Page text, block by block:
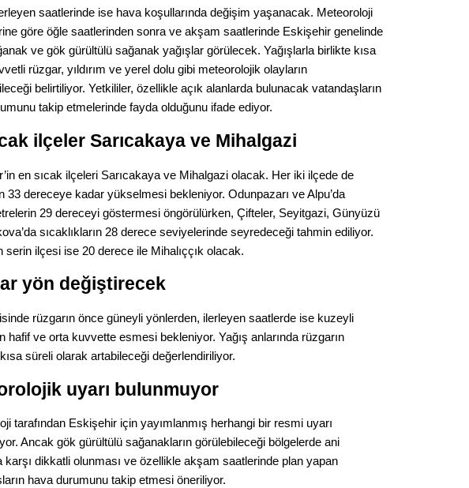
saatlerinde ise hava koşullarında değişim yaşanacak. Meteoroloji
göre öğle saatlerinden sonra ve akşam saatlerinde Eskişehir genelinde
ve gök gürültülü sağanak yağışlar görülecek. Yağışlarla birlikte kısa
rüzgar, yıldırım ve yerel dolu gibi meteorolojik olayların
belirtiliyor. Yetkililer, özellikle açık alanlarda bulunacak vatandaşların
takip etmelerinde fayda olduğunu ifade ediyor.
ilçeler Sarıcakaya ve Mihalgazi
en sıcak ilçeleri Sarıcakaya ve Mihalgazi olacak. Her iki ilçede de
33 dereceye kadar yükselmesi bekleniyor. Odunpazarı ve Alpu’da
29 dereceyi göstermesi öngörülürken, Çifteler, Seyitgazi, Günyüzü
sıcaklıkların 28 derece seviyelerinde seyredeceği tahmin ediliyor.
serin ilçesi ise 20 derece ile Mihalıççık olacak.
yön değiştirecek
rüzgarın önce güneyli yönlerden, ilerleyen saatlerde ise kuzeyli
hafif ve orta kuvvette esmesi bekleniyor. Yağış anlarında rüzgarın
süreli olarak artabileceği değerlendiriliyor.
uyarı bulunmuyor
tarafından Eskişehir için yayımlanmış herhangi bir resmi uyarı
Ancak gök gürültülü sağanakların görülebileceği bölgelerde ani
karşı dikkatli olunması ve özellikle akşam saatlerinde plan yapan
hava durumunu takip etmesi öneriliyor.